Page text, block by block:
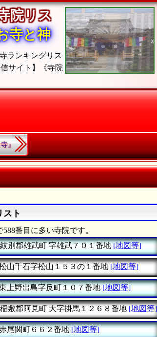
院リス
寺と神
寺ランキングリス
サイト】《寺院
寺』
スト
番目に多い寺院です。
別郡雄武町字雄武７０１番地 [地図等]
山千石字松山１５３の１番地 [地図等]
上野出島字反町１０７番地 [地図等]
敷郡阿見町大字掛馬１２６８番地 [地図等]
尾関町６６２番地 [地図等]